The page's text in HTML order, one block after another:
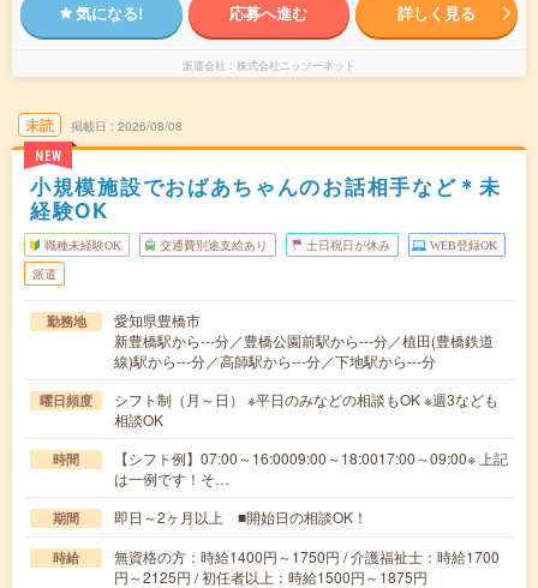
気になる! 応募へ進む 詳しく見る
派遣会社 株式会社ニッソーネット
未読
NEW
掲載日 2026/08/08
小規模施設でおばあちゃんのお話相手など＊未
経験OK
職種未経験OK 交通費別途支給あり 土日祝日が休み WEB登録OK
派遣
勤務地
愛知県豊橋市
新豊橋駅から---分／豊橋公園前駅から---分／植田(豊橋鉄道
線)駅から---分／高師駅から---分／下地駅から---分
曜日頻度
シフト制（月～日） ※平日のみなどの相談もOK ※週3なども
相談OK
時間
【シフト例】07:00～16:0009:00～18:0017:00～09:00※ 上記
は一例です！そ…
期間 即日～2ヶ月以上 ■開始日の相談OK！
時給
無資格の方：時給1400円～1750円 / 介護福祉士：時給1700
円～2125円 / 初任者以上：時給1500円～1875円